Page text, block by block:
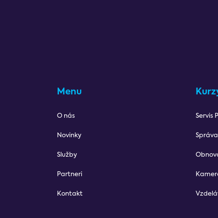
Menu
O nás
Novinky
Služby
Partneri
Kontakt
Servis